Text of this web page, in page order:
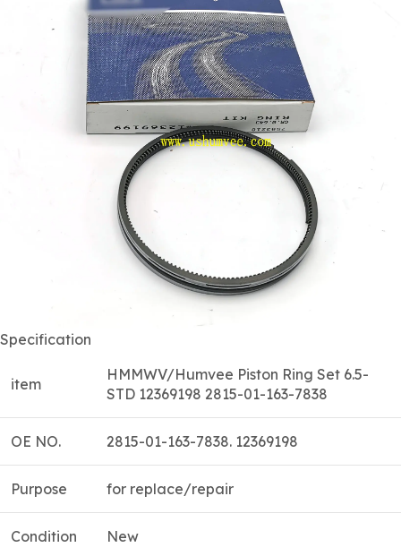
Specification
item
HMMWV/Humvee Piston Ring Set 6.5-
STD 12369198 2815-01-163-7838
OE NO. 2815-01-163-7838. 12369198
Purpose for replace/repair
Condition New